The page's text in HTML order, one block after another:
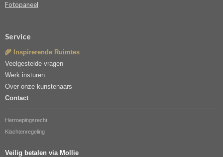
Fotopaneel
Service
🌾 Inspirerende Ruimtes
Veelgestelde vragen
Werk insturen
Over onze kunstenaars
Contact
Herroepingsrecht
Klachtenregeling
Veilig betalen via Mollie